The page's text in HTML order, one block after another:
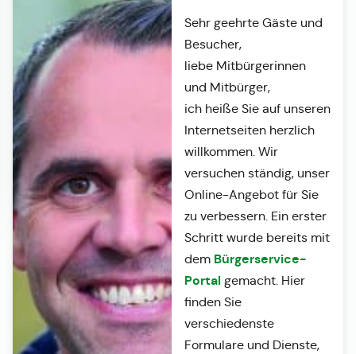
Sehr geehrte Gäste und
Besucher,
liebe Mitbürgerinnen
und Mitbürger,
ich heiße Sie auf unseren
Internetseiten herzlich
willkommen. Wir
versuchen ständig, unser
Online-Angebot für Sie
zu verbessern. Ein erster
Schritt wurde bereits mit
dem Bürgerservice-
Portalgemacht. Hier
finden Sie
verschiedenste
Formulare und Dienste,